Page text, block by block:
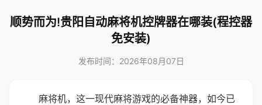
顺势而为!贵阳自动麻将机控牌器在哪装(程控器
免安装)
发布时间：2026年08月07日
麻将机，这一现代麻将游戏的必备神器，如今已